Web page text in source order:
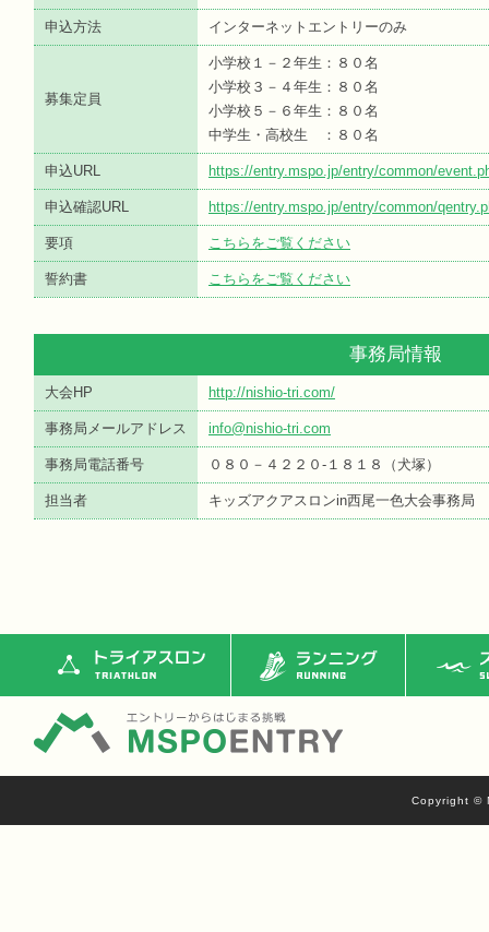
申込方法 インターネットエントリーのみ
募集定員
小学校１－２年生：８０名
小学校３－４年生：８０名
小学校５－６年生：８０名
中学生・高校生 ：８０名
申込URL https://entry.mspo.jp/entry/common/
申込確認URL https://entry.mspo.jp/entry/common/
要項 こちらをご覧ください
誓約書 こちらをご覧ください
事務局情報
大会HP http://nishio-tri.com/
事務局メールアドレス info@nishio-tri.com
事務局電話番号 ０８０－４２２０-１８１８（犬塚）
担当者 キッズアクアスロンin西尾一色大会事務局
トライアスロン ランニング ス
Copyright ©